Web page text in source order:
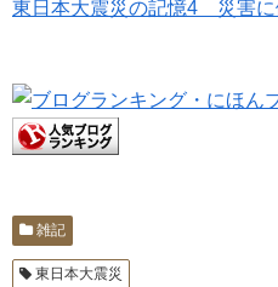
東日本大震災の記憶4 災害に
雑記
東日本大震災